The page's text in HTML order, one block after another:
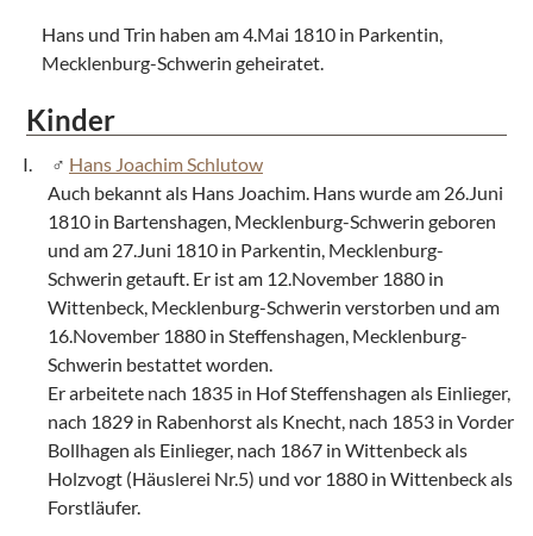
Hans und Trin haben am 4.Mai 1810 in Parkentin,
Mecklenburg-Schwerin geheiratet.
Kinder
Hans Joachim Schlutow
Auch bekannt als Hans Joachim. Hans wurde am 26.Juni
1810 in Bartenshagen, Mecklenburg-Schwerin geboren
und am 27.Juni 1810 in Parkentin, Mecklenburg-
Schwerin getauft. Er ist am 12.November 1880 in
Wittenbeck, Mecklenburg-Schwerin verstorben und am
16.November 1880 in Steffenshagen, Mecklenburg-
Schwerin bestattet worden.
Er arbeitete nach 1835 in Hof Steffenshagen als Einlieger,
nach 1829 in Rabenhorst als Knecht, nach 1853 in Vorder
Bollhagen als Einlieger, nach 1867 in Wittenbeck als
Holzvogt (Häuslerei Nr.5) und vor 1880 in Wittenbeck als
Forstläufer.